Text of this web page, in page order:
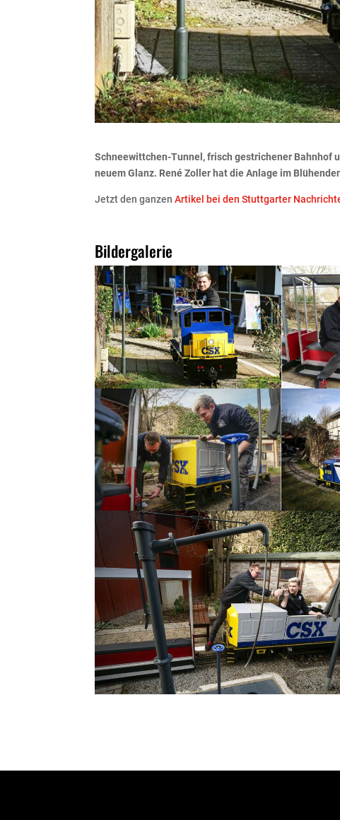
Schneewittchen-Tunnel, frisch gestrichener Bahnhof
neuem Glanz. René Zoller hat die Anlage im
Jetzt den ganzenArtikel bei den Stuttgarter
Bildergalerie